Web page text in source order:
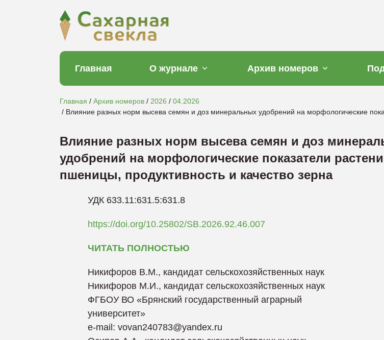
Главная О журнале Архив номеров
Главная Архив номеров 2026
04.2026
Влияние разных норм высева семян и доз минеральных удобрений на морфологические
Влияние разных норм высева семян и доз
удобрений на морфологические показатели
пшеницы, продуктивность и качество зерна
УДК 633.11:631.5:631.8
https://doi.org/10.25802/SB.2026.92.46.007
ЧИТАТЬ ПОЛНОСТЬЮ
Никифоров В.М., кандидат сельскохозяйственных наук
Никифоров М.И., кандидат сельскохозяйственных наук
ФГБОУ ВО «Брянский государственный аграрный
университет»
e-mail: vovan240783@yandex.ru